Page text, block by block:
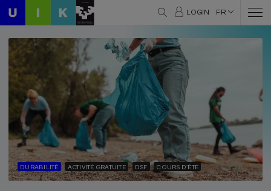
LOGIN FR
DURABILITÉ ACTIVITÉ GRATUITE DSF COURS D'ÉTÉ